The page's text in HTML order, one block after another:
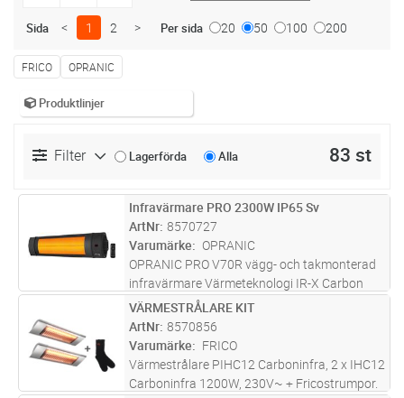
Sida < 1 2 > Per sida 20 50 100 200
FRICO OPRANIC
Produktlinjer
Filter Lagerförda Alla 83 st
ST Lägg i kundvagn
Infravärmare PRO 2300W IP65 Sv
ArtNr 8570727
Varumärke
OPRANIC
OPRANIC PRO V70R vägg- och takmonterad
infravärmare Värmeteknologi IR-X Carbon
Black Färgalternativ Jet Black eller Cloud
White Material pulverlackerad massiv
aluminiumkropp, borstad rostfri stålgall
mer
ST Lägg i kundvagn
VÄRMESTRÅLARE KIT
ArtNr 8570856
Varumärke
FRICO
Värmestrålare PIHC12 Carboninfra, 2 x IHC12
Carboninfra 1200W, 230V~ + Fricostrumpor.